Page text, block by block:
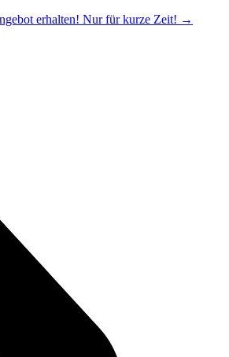
erhalten! Nur für kurze Zeit! →